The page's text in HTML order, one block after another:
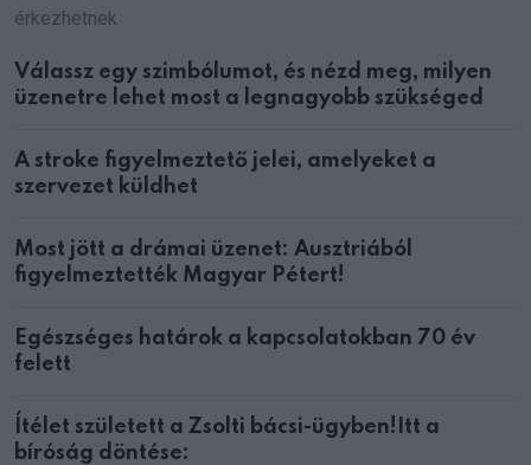
érkezhetnek
Válassz egy szimbólumot, és nézd meg, milyen
üzenetre lehet most a legnagyobb szükséged
A stroke figyelmeztető jelei, amelyeket a
szervezet küldhet
Most jött a drámai üzenet: Ausztriából
figyelmeztették Magyar Pétert!
Egészséges határok a kapcsolatokban 70 év
felett
Ítélet született a Zsolti bácsi-ügyben!Itt a
bíróság döntése: